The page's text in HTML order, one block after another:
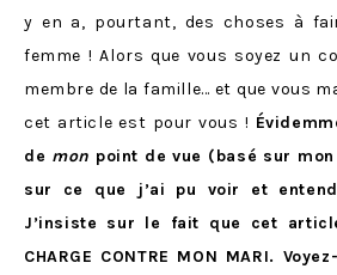
y en a, pourtant, des choses à
femme ! Alors que vous soyez un
membre de la famille… et que vous
cet article est pour vous !
de mon point de vue (basé sur
sur ce que j’ai pu voir et
J’insiste sur le fait que cet
CHARGE CONTRE MON MARI.